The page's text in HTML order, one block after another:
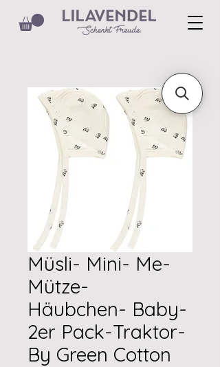
Müsli- Mini- Me-
Mütze-
Häubchen- Baby-
2er Pack-Traktor-
By Green Cotton